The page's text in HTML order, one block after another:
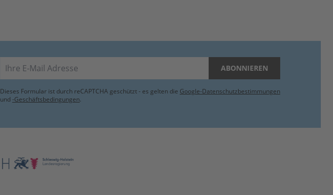
E-Mail ABONNIEREN
Dieses Formular ist durch reCAPTCHA geschützt - es gelten die Google-Datenschutzbestimmungen
und -Geschäftsbedingungen.